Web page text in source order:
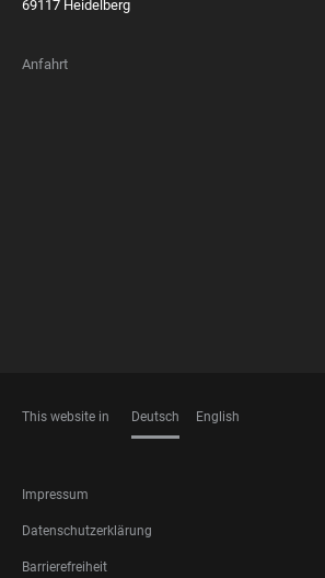
69117 Heidelberg
Anfahrt
This website in Deutsch English
FOOTER
LEGAL
Impressum
Datenschutzerklärung
Barrierefreiheit